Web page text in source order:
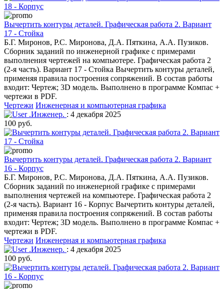
Вычертить контуры деталей. Графическая работа 2. Вариант
17 - Стойка
Б.Г. Миронов, Р.С. Миронова, Д.А. Пяткина, А.А. Пузиков.
Сборник заданий по инженерной графике с примерами
выполнения чертежей на компьютере. Графическая работа 2
(2-я часть). Вариант 17 - Стойка Вычертить контуры деталей,
применяя правила построения сопряжений. В состав работы
входит: Чертеж; 3D модель. Выполнено в программе Компас +
чертежи в PDF.
Чертежи Инженерная и компьютерная графика
.Инженер. : 4 декабря 2025
100 руб.
Вычертить контуры деталей. Графическая работа 2. Вариант
16 - Корпус
Б.Г. Миронов, Р.С. Миронова, Д.А. Пяткина, А.А. Пузиков.
Сборник заданий по инженерной графике с примерами
выполнения чертежей на компьютере. Графическая работа 2
(2-я часть). Вариант 16 - Корпус Вычертить контуры деталей,
применяя правила построения сопряжений. В состав работы
входит: Чертеж; 3D модель. Выполнено в программе Компас +
чертежи в PDF.
Чертежи Инженерная и компьютерная графика
.Инженер. : 4 декабря 2025
100 руб.